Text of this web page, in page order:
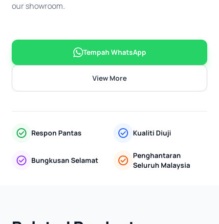
our showroom.
Tempah WhatsApp
View More
Respon Pantas Kualiti Diuji
Bungkusan Selamat
Penghantaran
Seluruh Malaysia